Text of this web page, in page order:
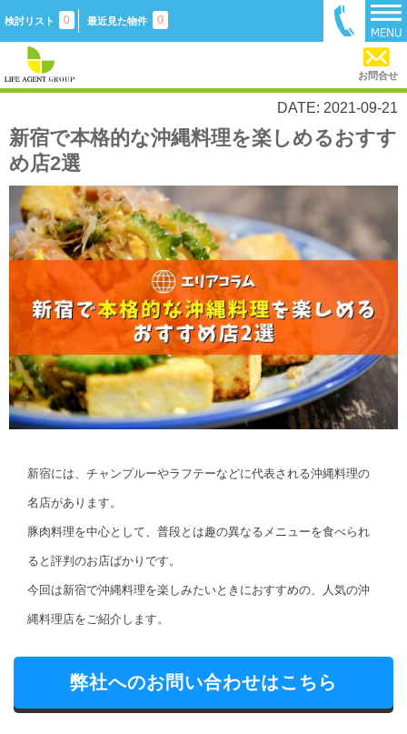
検討リスト 0 最近見た物件 0
お問合せ
DATE: 2021-09-21
新宿で本格的な沖縄料理を楽しめるおすす
め店2選
新宿には、チャンプルーやラフテーなどに代表される沖縄料理の
名店があります。
豚肉料理を中心として、普段とは趣の異なるメニューを食べられ
ると評判のお店ばかりです。
今回は新宿で沖縄料理を楽しみたいときにおすすめの、人気の沖
縄料理店をご紹介します。
弊社へのお問い合わせはこちら